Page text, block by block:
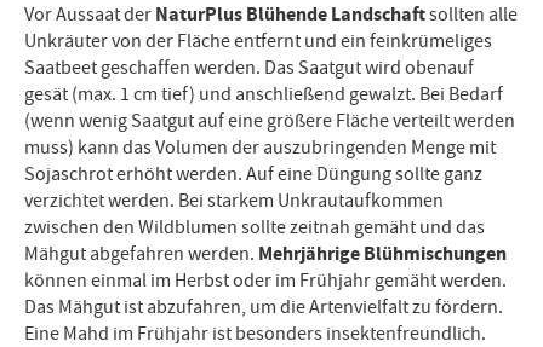
Vor Aussaat der NaturPlus Blühende Landschaftsollten alle
Unkräuter von der Fläche entfernt und ein feinkrümeliges
Saatbeet geschaffen werden. Das Saatgut wird obenauf
gesät (max. 1 cm tief) und anschließend gewalzt. Bei Bedarf
(wenn wenig Saatgut auf eine größere Fläche verteilt werden
muss) kann das Volumen der auszubringenden Menge mit
Sojaschrot erhöht werden. Auf eine Düngung sollte ganz
verzichtet werden. Bei starkem Unkrautaufkommen
zwischen den Wildblumen sollte zeitnah gemäht und das
Mähgut abgefahren werden. Mehrjährige Blühmischungen
können einmal im Herbst oder im Frühjahr gemäht werden.
Das Mähgut ist abzufahren, um die Artenvielfalt zu fördern.
Eine Mahd im Frühjahr ist besonders insektenfreundlich.